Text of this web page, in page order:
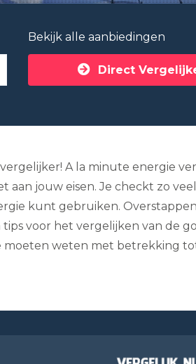
Bekijk alle aanbiedingen
Direct
A la minute energie
aan jouw eisen. Je checkt zo
kunt gebruiken.
voor het vergelijken van de
moeten weten met betrekking